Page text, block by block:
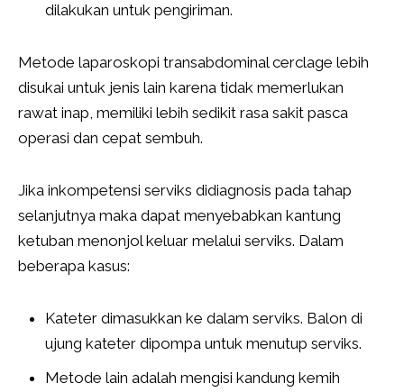
dilakukan untuk pengiriman.
Metode laparoskopi transabdominal cerclage lebih
disukai untuk jenis lain karena tidak memerlukan
rawat inap, memiliki lebih sedikit rasa sakit pasca
operasi dan cepat sembuh.
Jika inkompetensi serviks didiagnosis pada tahap
selanjutnya maka dapat menyebabkan kantung
ketuban menonjol keluar melalui serviks. Dalam
beberapa kasus:
Kateter dimasukkan ke dalam serviks. Balon di
ujung kateter dipompa untuk menutup serviks.
Metode lain adalah mengisi kandung kemih